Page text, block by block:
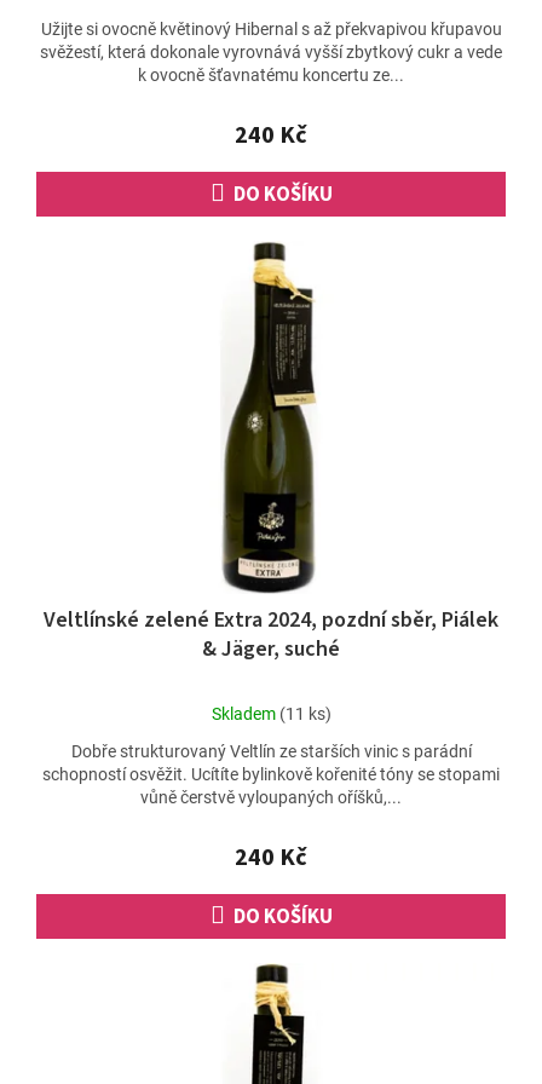
240 Kč
DO KOŠÍKU
Užijte si ovocně květinový Hibernal s až překvapivou křupavou
svěžestí, která dokonale vyrovnává vyšší zbytkový cukr a vede
k ovocně šťavnatému koncertu ze...
Veltlínské zelené Extra 2024, pozdní sběr, Piálek
& Jäger, suché
Průměrné
produktu
je
5,0
5
hvězdiček.
Skladem (11 ks)
240 Kč
DO KOŠÍKU
Dobře strukturovaný Veltlín ze starších vinic s parádní
schopností osvěžit. Ucítíte bylinkově kořenité tóny se stopami
vůně čerstvě vyloupaných oříšků,...